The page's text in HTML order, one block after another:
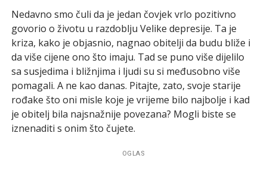
Nedavno smo čuli da je jedan čovjek vrlo pozitivno
govorio o životu u razdoblju Velike depresije. Ta je
kriza, kako je objasnio, nagnao obitelji da budu bliže i
da više cijene ono što imaju. Tad se puno više dijelilo
sa susjedima i bližnjima i ljudi su si međusobno više
pomagali. A ne kao danas. Pitajte, zato, svoje starije
rođake što oni misle koje je vrijeme bilo najbolje i kad
je obitelj bila najsnažnije povezana? Mogli biste se
iznenaditi s onim što čujete.
OGLAS